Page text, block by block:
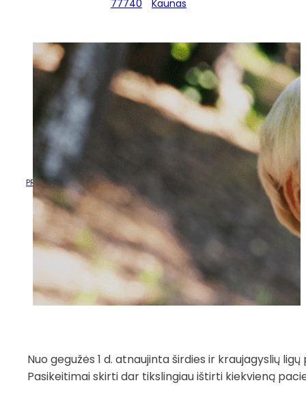
77740
Kaunas
ATNAUJINTA ŠIRDIES IR
KRAUJAGYSLIŲ LIGŲ
PREVENCIJOS PROGRAMA
PRADŽIA NAUJIENOS /
ATNAUJINTA ŠIRDIES IR
KRAUJAGYSLIŲ LIGŲ PREVENCIJOS
PROGRAMA
Nuo gegužės 1 d. atnaujinta širdies ir kraujagyslių
Pasikeitimai skirti dar tikslingiau ištirti kiekvieną